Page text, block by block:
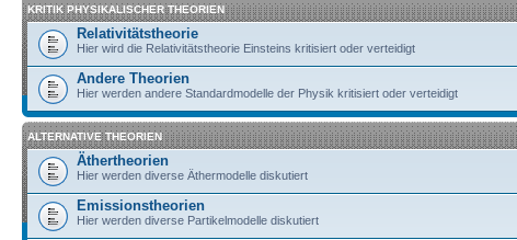
KRITIK PHYSIKALISCHER THEORIEN
Relativitätstheorie
Hier wird die Relativitätstheorie Einsteins kritisiert oder verteidigt
Andere Theorien
Hier werden andere Standardmodelle der Physik kritisiert oder verteidigt
ALTERNATIVE THEORIEN
Äthertheorien
Hier werden diverse Äthermodelle diskutiert
Emissionstheorien
Hier werden diverse Partikelmodelle diskutiert